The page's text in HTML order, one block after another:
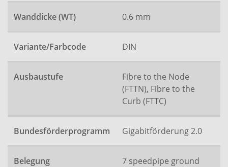
Wanddicke (WT) 0.6 mm
Variante/Farbcode DIN
Ausbaustufe
Fibre to the Node
(FTTN), Fibre to the
Curb (FTTC)
Bundesförderprogramm Gigabitförderung 2.0
Belegung
7 speedpipe ground